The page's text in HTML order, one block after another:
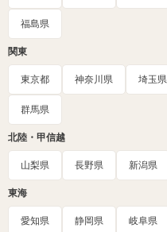
福島県
関東
東京都 神奈川県 埼玉県
群馬県
北陸・甲信越
山梨県 長野県 新潟県
東海
愛知県 静岡県 岐阜県